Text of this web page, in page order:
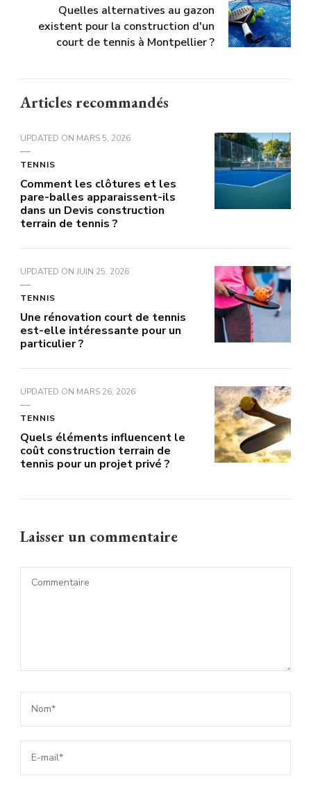
Quelles alternatives au gazon
existent pour la construction d'un
court de tennis à Montpellier ?
Articles recommandés
UPDATED ON MARS 5, 2026
TENNIS
Comment les clôtures et les
pare-balles apparaissent-ils
dans un Devis construction
terrain de tennis ?
UPDATED ON JUIN 25, 2026
TENNIS
Une rénovation court de tennis
est-elle intéressante pour un
particulier ?
UPDATED ON MARS 26, 2026
TENNIS
Quels éléments influencent le
coût construction terrain de
tennis pour un projet privé ?
Laisser un commentaire